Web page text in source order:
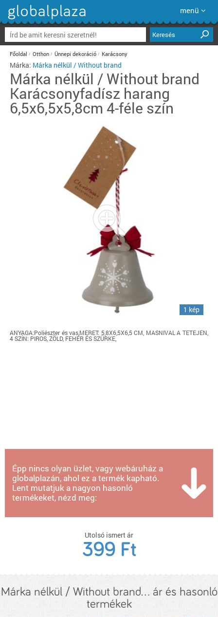
menü
Keresés
Főoldal Otthon Ünnepi dekoráció Karácsony
Márka: Márka nélkül / Without brand
Márka nélkül / Without brand
Karácsonyfadísz harang
6,5x6,5x5,8cm 4-féle szín
1 kép
ANYAGA:Poliészter és vas,MÉRET: 5,8X6,5X6,5 CM, MASNIVAL A TETEJÉN,
4 SZÍN: PIROS, ZÖLD, FEHÉR ÉS SZÜRKE,
Épp nincs olyan üzlet, vagy webáruház a
globalplazán, ahol ez a termék kapható.
Lent mutatjuk a nagyon hasonló
termékeket, nézd meg:
Utolsó ismert ár
399 Ft
Márka nélkül / Without brand... ár és hasonló
termékek